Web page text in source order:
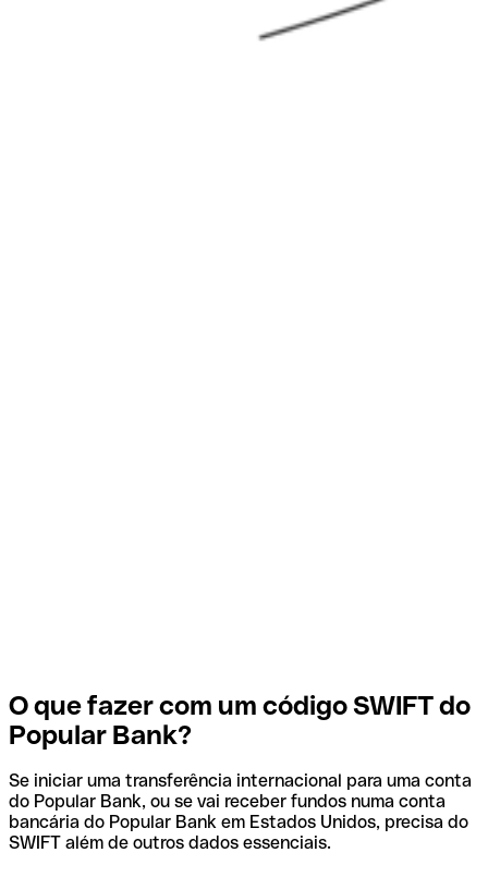
O que fazer com um código SWIFT do
Popular Bank?
Se iniciar uma transferência internacional para uma conta
do Popular Bank, ou se vai receber fundos numa conta
bancária do Popular Bank em Estados Unidos, precisa do
SWIFT além de outros dados essenciais.